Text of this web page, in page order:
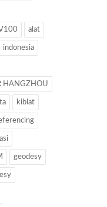
alat
indonesia
HANGZHOU
kiblat
geodesy